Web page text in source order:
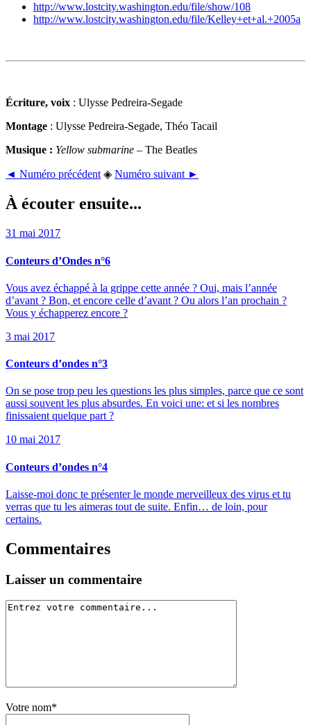
http://www.lostcity.washington.edu/file/show/108
http://www.lostcity.washington.edu/file/Kelley+et+al.+2005a
Écriture, voix : Ulysse Pedreira-Segade
Montage : Ulysse Pedreira-Segade, Théo Tacail
Musique : Yellow submarine – The Beatles
◄ Numéro précédent ◈ Numéro suivant ►
À écouter ensuite...
31 mai 2017
Conteurs d’Ondes n°6
Vous avez échappé à la grippe cette année ? Oui, mais l’année
d’avant ? Bon, et encore celle d’avant ? Ou alors l’an prochain ?
Vous y échapperez encore ?
3 mai 2017
Conteurs d’ondes n°3
On se pose trop peu les questions les plus simples, parce que ce sont
aussi souvent les plus absurdes. En voici une: et si les nombres
finissaient quelque part ?
10 mai 2017
Conteurs d’ondes n°4
Laisse-moi donc te présenter le monde merveilleux des virus et tu
verras que tu les aimeras tout de suite. Enfin… de loin, pour
certains.
Commentaires
Laisser un commentaire
Votre nom*